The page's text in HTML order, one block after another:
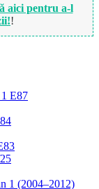
E87
1 (2004–2012)
aici pentru a-l
!